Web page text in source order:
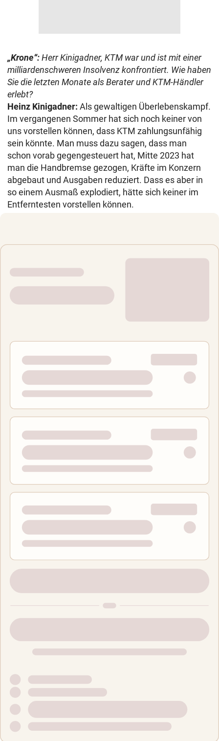
„Krone“:Herr Kinigadner, KTM war und ist mit einer
milliardenschweren Insolvenz konfrontiert. Wie haben
Sie die letzten Monate als Berater und KTM-Händler
erlebt?
Heinz Kinigadner: Als gewaltigen Überlebenskampf.
Im vergangenen Sommer hat sich noch keiner von
uns vorstellen können, dass KTM zahlungsunfähig
sein könnte. Man muss dazu sagen, dass man
schon vorab gegengesteuert hat, Mitte 2023 hat
man die Handbremse gezogen, Kräfte im Konzern
abgebaut und Ausgaben reduziert. Dass es aber in
so einem Ausmaß explodiert, hätte sich keiner im
Entferntesten vorstellen können.